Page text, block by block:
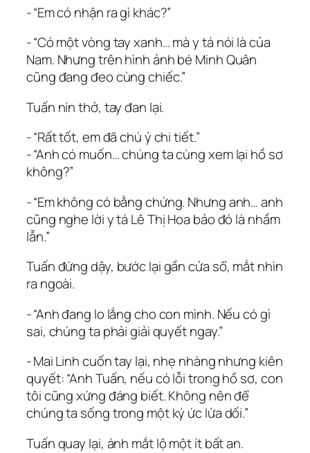
‑ “Em có nhận ra gì khác?”
‑ “Có một vòng tay xanh… mà y tá nói là của
Nam. Nhưng trên hình ảnh bé Minh Quân
cũng đang đeo cùng chiếc.”
Tuấn nín thở, tay đan lại.
‑ “Rất tốt, em đã chú ý chi tiết.”
‑ “Anh có muốn… chúng ta cùng xem lại hồ sơ
không?”
‑ “Em không có bằng chứng. Nhưng anh… anh
cũng nghe lời y tá Lê Thị Hoa bảo đó là nhầm
lẫn.”
Tuấn đứng dậy, bước lại gần cửa sổ, mắt nhìn
ra ngoài.
‑ “Anh đang lo lắng cho con mình. Nếu có gì
sai, chúng ta phải giải quyết ngay.”
‑ Mai Linh cuốn tay lại, nhẹ nhàng nhưng kiên
quyết: “Anh Tuấn, nếu có lỗi trong hồ sơ, con
tôi cũng xứng đáng biết. Không nên để
chúng ta sống trong một ký ức lừa dối.”
Tuấn quay lại, ánh mắt lộ một ít bất an.